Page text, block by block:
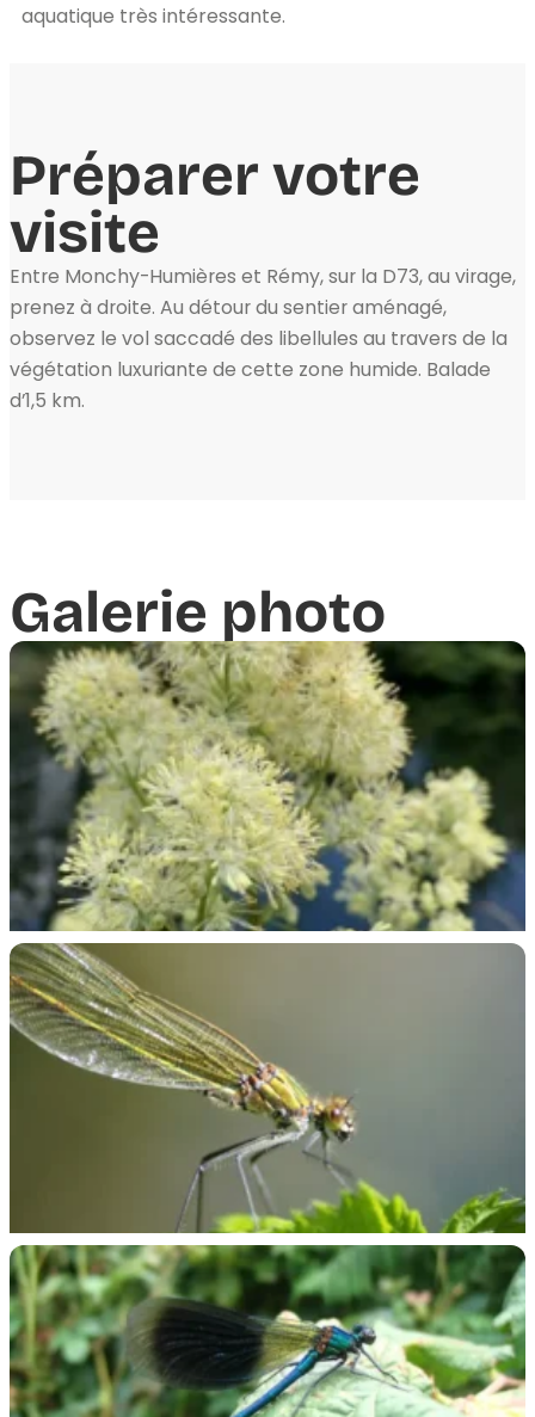
aquatique très intéressante.
Préparer votre
visite
Entre Monchy-Humières et Rémy, sur la D73, au virage,
prenez à droite. Au détour du sentier aménagé,
observez le vol saccadé des libellules au travers de la
végétation luxuriante de cette zone humide. Balade
d’1,5 km.
Galerie photo